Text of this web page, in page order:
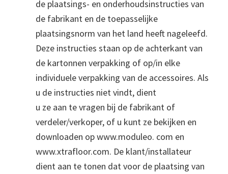
de plaatsings- en onderhoudsinstructies van
de fabrikant en de toepasselijke
plaatsingsnorm van het land heeft nageleefd.
Deze instructies staan op de achterkant van
de kartonnen verpakking of op/in elke
individuele verpakking van de accessoires. Als
u de instructies niet vindt, dient
u ze aan te vragen bij de fabrikant of
verdeler/verkoper, of u kunt ze bekijken en
downloaden op www.moduleo. com en
www.xtrafloor.com. De klant/installateur
dient aan te tonen dat voor de plaatsing van